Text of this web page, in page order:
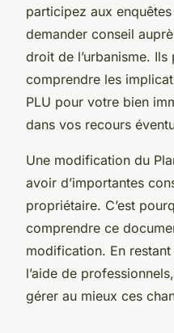
participez aux
demander conseil
droit de l’urbanisme.
comprendre les
PLU pour votre bien
dans vos recours
Une modification du
avoir d’importantes
propriétaire. C’est
comprendre ce
modification. En
l’aide de
gérer au mieux ces